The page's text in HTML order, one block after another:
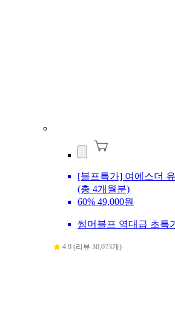
[블프특가] 여에스더
(총 4개월분)
60% 49,000원
썸머블프 역대급 초특
4.9 (리뷰 30,073개)